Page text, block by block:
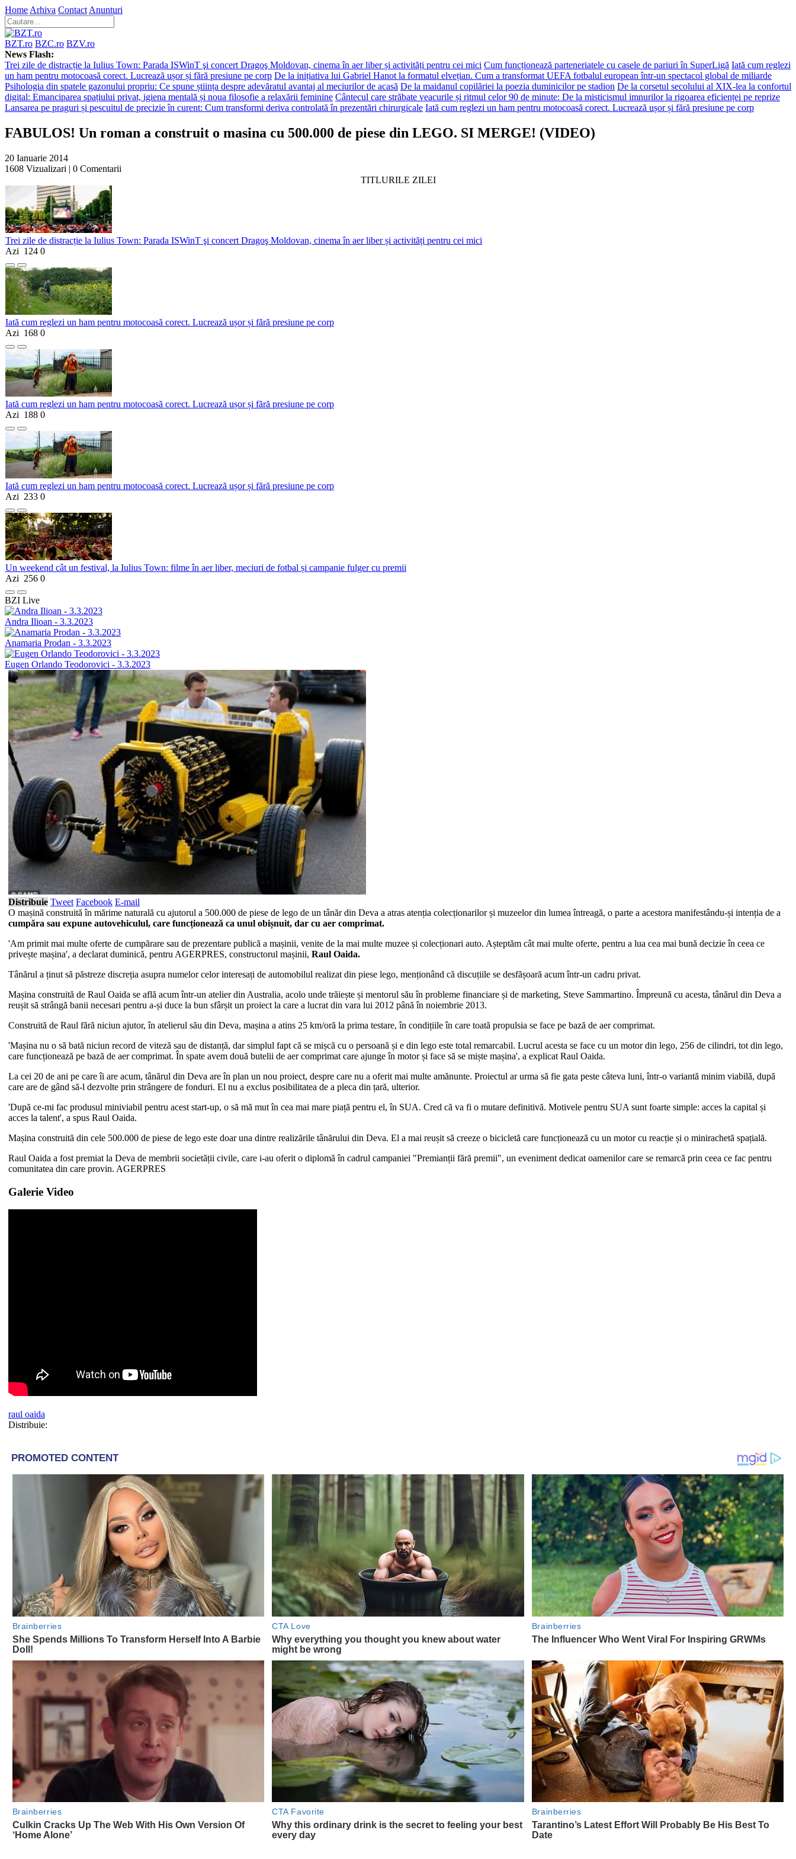
Home Arhiva Contact Anunturi
BZT.ro BZC.ro BZV.ro
News Flash:
Trei zile de distracție la Iulius Town: Parada ISWinT şi concert Dragoş Moldovan, cinema în aer liber și activități pentru cei mici Cum funcționează parteneriatele cu casele de pariuri în SuperLigă Iată cum reglezi
un ham pentru motocoasă corect. Lucrează ușor și fără presiune pe corp De la inițiativa lui Gabriel Hanot la formatul elvețian. Cum a transformat UEFA fotbalul european într-un spectacol global de miliarde
Psihologia din spatele gazonului propriu: Ce spune știința despre adevăratul avantaj al meciurilor de acasă De la maidanul copilăriei la poezia duminicilor pe stadion De la corsetul secolului al XIX-lea la confortul
digital: Emanciparea spațiului privat, igiena mentală și noua filosofie a relaxării feminine Cântecul care străbate veacurile și ritmul celor 90 de minute: De la misticismul imnurilor la rigoarea eficienței pe reprize
Lansarea pe praguri și pescuitul de precizie în curent: Cum transformi deriva controlată în prezentări chirurgicale Iată cum reglezi un ham pentru motocoasă corect. Lucrează ușor și fără presiune pe corp
FABULOS! Un roman a construit o masina cu 500.000 de piese din LEGO. SI MERGE! (VIDEO)
20 Ianuarie 2014
1608 Vizualizari | 0 Comentarii
TITLURILE ZILEI
Trei zile de distracție la Iulius Town: Parada ISWinT şi concert Dragoş Moldovan, cinema în aer liber și activități pentru cei mici
Azi 124 0
Iată cum reglezi un ham pentru motocoasă corect. Lucrează ușor și fără presiune pe corp
Azi 168 0
Iată cum reglezi un ham pentru motocoasă corect. Lucrează ușor și fără presiune pe corp
Azi 188 0
Iată cum reglezi un ham pentru motocoasă corect. Lucrează ușor și fără presiune pe corp
Azi 233 0
Un weekend cât un festival, la Iulius Town: filme în aer liber, meciuri de fotbal și campanie fulger cu premii
Azi 256 0
BZI Live
Andra Ilioan - 3.3.2023
Anamaria Prodan - 3.3.2023
Eugen Orlando Teodorovici - 3.3.2023
Distribuie Tweet Facebook E-mail
O mașină construită în mărime naturală cu ajutorul a 500.000 de piese de lego de un tânăr din Deva a atras atenția colecționarilor și muzeelor din lumea întreagă, o parte a acestora manifestându-și intenția de a
cumpăra sau expune autovehiculul, care funcționează ca unul obișnuit, dar cu aer comprimat.
'Am primit mai multe oferte de cumpărare sau de prezentare publică a mașinii, venite de la mai multe muzee și colecționari auto. Așteptăm cât mai multe oferte, pentru a lua cea mai bună decizie în ceea ce
privește mașina', a declarat duminică, pentru AGERPRES, constructorul mașinii, Raul Oaida.
Tânărul a ținut să păstreze discreția asupra numelor celor interesați de automobilul realizat din piese lego, menționând că discuțiile se desfășoară acum într-un cadru privat.
Mașina construită de Raul Oaida se află acum într-un atelier din Australia, acolo unde trăiește și mentorul său în probleme financiare și de marketing, Steve Sammartino. Împreună cu acesta, tânărul din Deva a
reușit să strângă banii necesari pentru a-și duce la bun sfârșit un proiect la care a lucrat din vara lui 2012 până în noiembrie 2013.
Construită de Raul fără niciun ajutor, în atelierul său din Deva, mașina a atins 25 km/oră la prima testare, în condițiile în care toată propulsia se face pe bază de aer comprimat.
'Mașina nu o să bată niciun record de viteză sau de distanță, dar simplul fapt că se mișcă cu o persoană și e din lego este total remarcabil. Lucrul acesta se face cu un motor din lego, 256 de cilindri, tot din lego,
care funcționează pe bază de aer comprimat. În spate avem două butelii de aer comprimat care ajunge în motor și face să se miște mașina', a explicat Raul Oaida.
La cei 20 de ani pe care îi are acum, tânărul din Deva are în plan un nou proiect, despre care nu a oferit mai multe amănunte. Proiectul ar urma să fie gata peste câteva luni, într-o variantă minim viabilă, după
care are de gând să-l dezvolte prin strângere de fonduri. El nu a exclus posibilitatea de a pleca din țară, ulterior.
'După ce-mi fac produsul miniviabil pentru acest start-up, o să mă mut în cea mai mare piață pentru el, în SUA. Cred că va fi o mutare definitivă. Motivele pentru SUA sunt foarte simple: acces la capital și
acces la talent', a spus Raul Oaida.
Mașina construită din cele 500.000 de piese de lego este doar una dintre realizările tânărului din Deva. El a mai reușit să creeze o bicicletă care funcționează cu un motor cu reacție și o minirachetă spațială.
Raul Oaida a fost premiat la Deva de membrii societății civile, care i-au oferit o diplomă în cadrul campaniei "Premianții fără premii", un eveniment dedicat oamenilor care se remarcă prin ceea ce fac pentru
comunitatea din care provin. AGERPRES
Galerie Video
raul oaida
Distribuie: